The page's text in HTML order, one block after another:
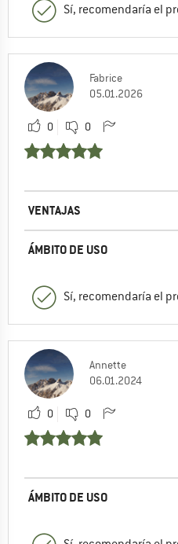
Sí, recomendaría el
Fabrice
05.01.2026
0 0
VENTAJAS
ÁMBITO DE USO
Sí, recomendaría el
Annette
06.01.2024
0 0
ÁMBITO DE USO